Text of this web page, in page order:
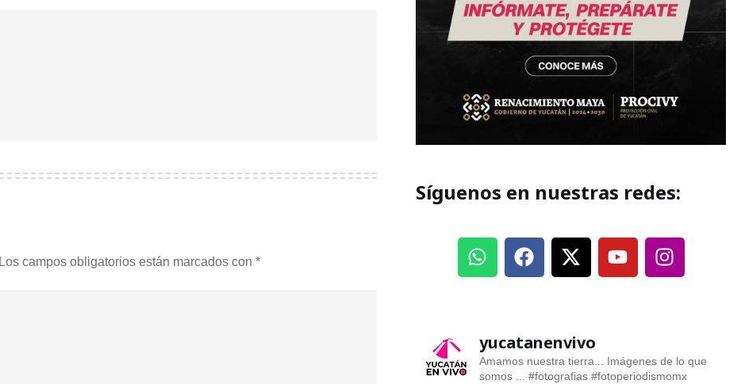
Los campos obligatorios están marcados con *
Síguenos en nuestras redes:
yucatanenvivo
Amamos nuestra tierra... Imágenes de lo que
somos ... #fotografias #fotoperiodismomx